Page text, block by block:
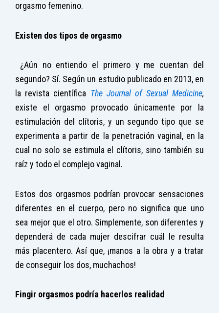
orgasmo femenino.
Existen dos tipos de orgasmo
¿Aún no entiendo el primero y me cuentan del
segundo? Sí. Según un estudio publicado en 2013, en
la revista científica The Journal of Sexual Medicine,
existe el orgasmo provocado únicamente por la
estimulación del clítoris, y un segundo tipo que se
experimenta a partir de la penetración vaginal, en la
cual no solo se estimula el clítoris, sino también su
raíz y todo el complejo vaginal.
Estos dos orgasmos podrían provocar sensaciones
diferentes en el cuerpo, pero no significa que uno
sea mejor que el otro. Simplemente, son diferentes y
dependerá de cada mujer descifrar cuál le resulta
más placentero. Así que, ¡manos a la obra y a tratar
de conseguir los dos, muchachos!
Fingir orgasmos podría hacerlos realidad